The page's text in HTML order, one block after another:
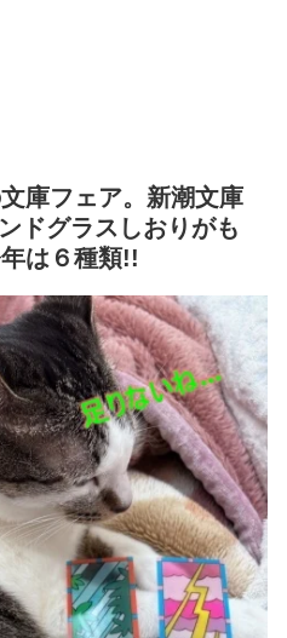
庫フェア。新潮文庫
ドグラスしおりがも
は６種類!!